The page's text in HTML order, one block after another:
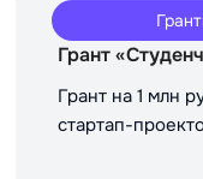
Грант
Грант на 1 млн
стартап-